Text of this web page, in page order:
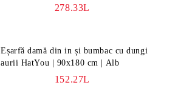
278.33L
Eșarfă damă din in și bumbac cu dungi
aurii HatYou | 90x180 cm | Alb
152.27L